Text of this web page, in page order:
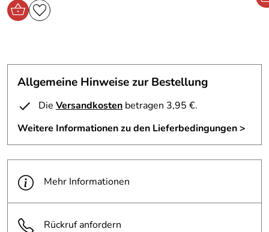
Allgemeine Hinweise zur Bestellung
Die Versandkosten betragen 3,95 €.
Weitere Informationen zu den Lieferbedingungen >
Mehr Informationen
Rückruf anfordern